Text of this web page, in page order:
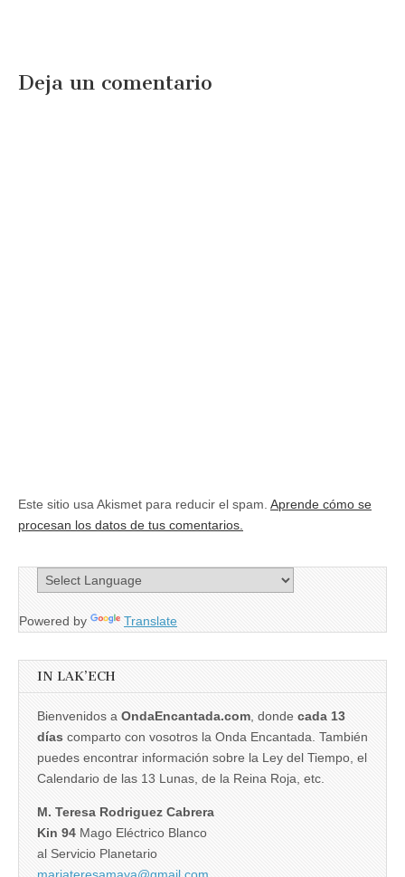
Deja un comentario
Este sitio usa Akismet para reducir el spam. Aprende cómo se
procesan los datos de tus comentarios.
Powered by Translate
IN LAK’ECH
Bienvenidos a OndaEncantada.com , donde cada 13
días comparto con vosotros la Onda Encantada. También
puedes encontrar información sobre la Ley del Tiempo, el
Calendario de las 13 Lunas, de la Reina Roja, etc.
M. Teresa Rodriguez Cabrera
Kin 94 Mago Eléctrico Blanco
al Servicio Planetario